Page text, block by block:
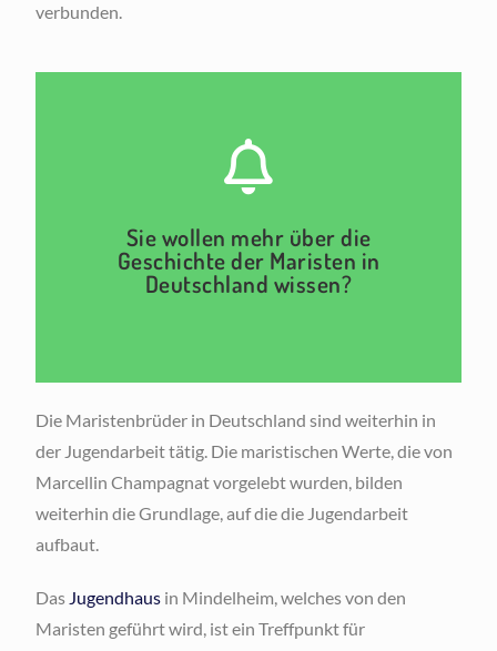
verbunden.
Sie wollen mehr über die
Geschichte der Maristen in
Deutschland wissen?
Hier klicken
Die Maristenbrüder in Deutschland sind weiterhin in
der Jugendarbeit tätig. Die maristischen Werte, die von
Marcellin Champagnat vorgelebt wurden, bilden
weiterhin die Grundlage, auf die die Jugendarbeit
aufbaut.
Das Jugendhaus in Mindelheim, welches von den
Maristen geführt wird, ist ein Treffpunkt für